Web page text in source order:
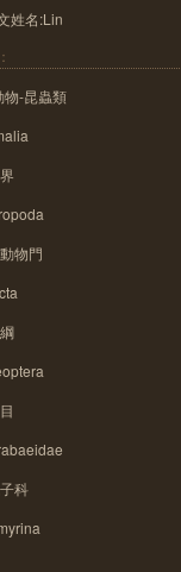
姓名:Lin
物-昆蟲類
物門
科